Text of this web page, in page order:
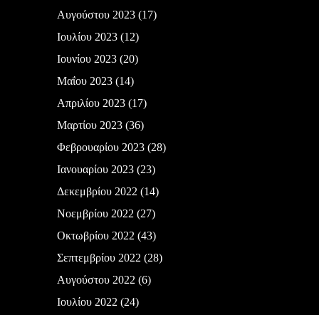
Αυγούστου 2023(17)
Ιουλίου 2023(12)
Ιουνίου 2023(20)
Μαΐου 2023(14)
Απριλίου 2023(17)
Μαρτίου 2023(36)
Φεβρουαρίου 2023(28)
Ιανουαρίου 2023(23)
Δεκεμβρίου 2022 (14)
Νοεμβρίου 2022 (27)
Οκτωβρίου 2022 (43)
Σεπτεμβρίου 2022 (28)
Αυγούστου 2022 (6)
Ιουλίου 2022 (24)